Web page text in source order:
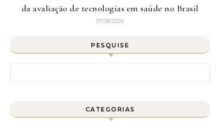
da avaliação de tecnologias em saúde no Brasil
07/08/2026
PESQUISE
CATEGORIAS